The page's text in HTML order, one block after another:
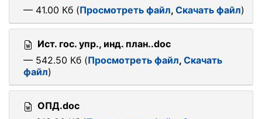
— 41.00 Кб (Просмотреть файл, Скачать файл)
Ист. гос. упр., инд. план..doc
— 542.50 Кб (Просмотреть файл, Скачать
файл)
ОПД.doc